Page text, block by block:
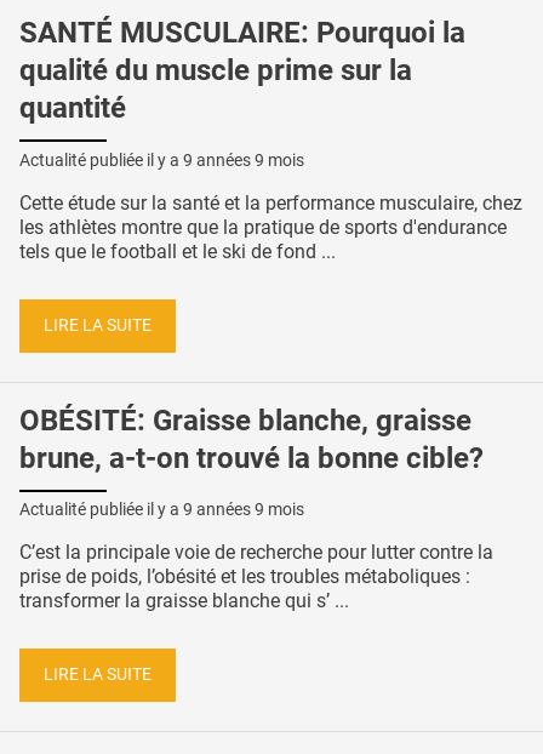
SANTÉ MUSCULAIRE: Pourquoi la
qualité du muscle prime sur la
quantité
Actualité publiée il y a 9 années 9 mois
Cette étude sur la santé et la performance musculaire, chez
les athlètes montre que la pratique de sports d'endurance
tels que le football et le ski de fond ...
LIRE LA SUITE
OBÉSITÉ: Graisse blanche, graisse
brune, a-t-on trouvé la bonne cible?
Actualité publiée il y a 9 années 9 mois
C’est la principale voie de recherche pour lutter contre la
prise de poids, l’obésité et les troubles métaboliques :
transformer la graisse blanche qui s’ ...
LIRE LA SUITE